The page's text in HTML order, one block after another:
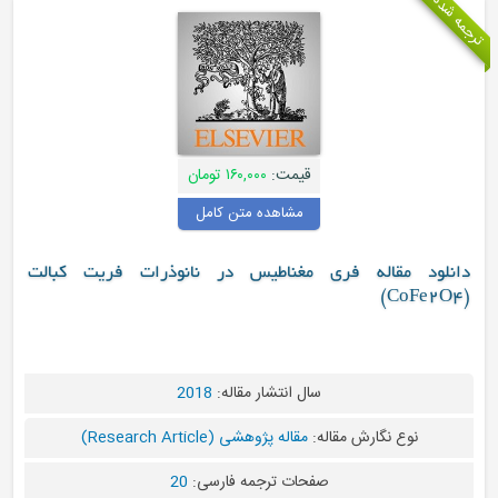
قیمت:۱۶۰,۰۰۰ تومان
مشاهده متن کامل
مقاله فری مغناطیس در نانوذرات فریت کبالت
سال انتشار مقاله:2018
نوع نگارش مقاله:مقاله پژوهشی (Research Article)
صفحات ترجمه فارسی:20